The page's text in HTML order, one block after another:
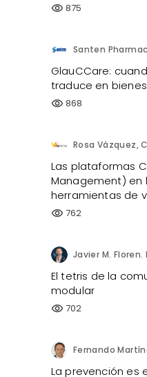
visibility 875
Santen
GlauCCare:
traduce en
visibility 868
Las plataformas
Management) en
herramientas de
visibility 762
Javier M.
El tetris de la
modular
visibility 702
La prevención es